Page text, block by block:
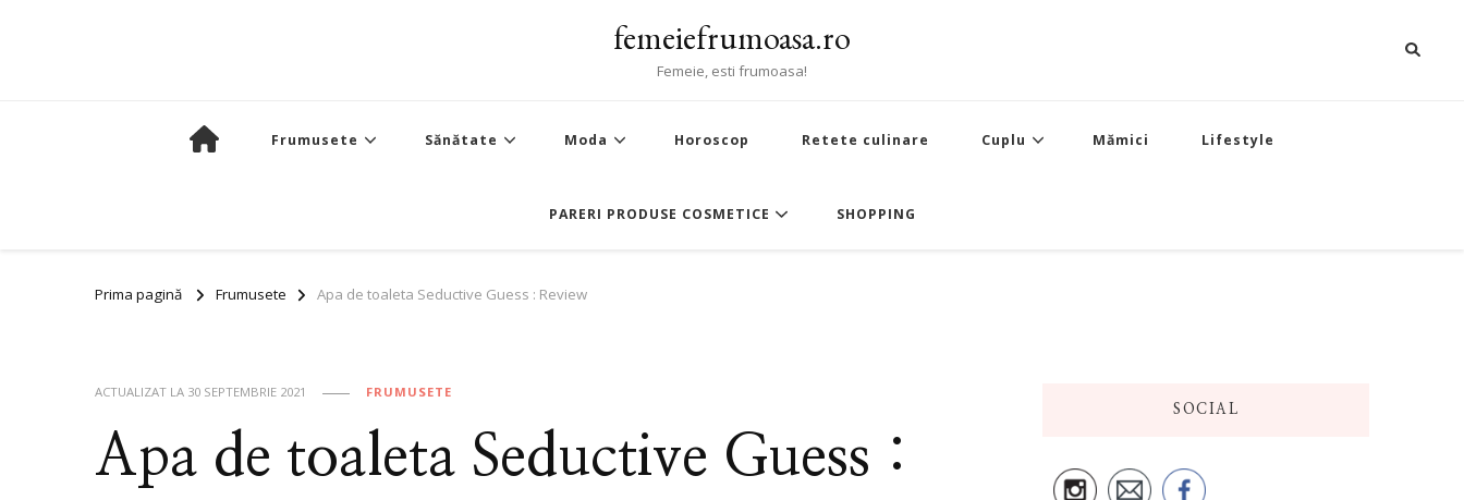
femeiefrumoasa.ro
Femeie, esti frumoasa!
Frumusete Sănătate Moda Horoscop Retete culinare Cuplu Mămici Lifestyle
PARERI PRODUSE COSMETICE SHOPPING
Prima pagină Frumusete Apa de toaleta Seductive Guess : Review
ACTUALIZAT LA 30 SEPTEMBRIE 2021 FRUMUSETE
Apa de toaleta Seductive Guess :
SOCIAL